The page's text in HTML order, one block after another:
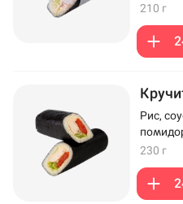
210 г
Рис,
230 г